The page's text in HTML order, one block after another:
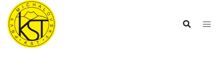
Preskočiť
obsah